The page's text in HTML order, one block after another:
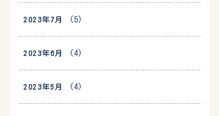
2023年7月 (5)
2023年6月 (4)
2023年5月 (4)